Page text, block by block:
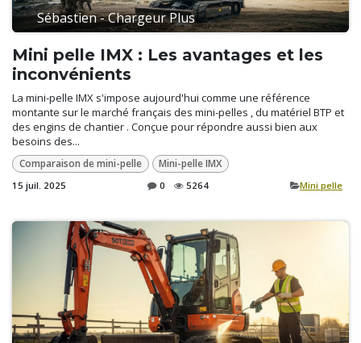
Sébastien - Chargeur Plus
Mini pelle IMX : Les avantages et les
inconvénients
La mini-pelle IMX s'impose aujourd'hui comme une référence
montante sur le marché français des mini-pelles , du matériel BTP et
des engins de chantier . Conçue pour répondre aussi bien aux
besoins des...
Comparaison de mini-pelle Mini-pelle IMX
15 juil. 2025 0 5264 ​Mini pelle